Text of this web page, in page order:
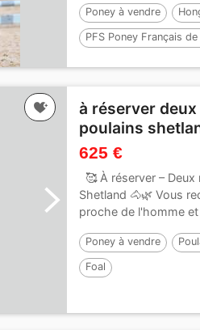
Poney à vendre
PFS Poney Français de
à réserver
poulains
625 €
🥰 À réserver –
Shetland 🐴🌿 Vous
proche de l'homme
Poney à vendre
Foal